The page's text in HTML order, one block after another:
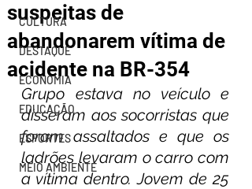
CULTURA
DESTAQUE
ECONOMIA
EDUCAÇÃO
ESPORTES
MEIO AMBIENTE
suspeitas de
abandonarem vítima de
acidente na BR-354
Grupo estava no veículo e
disseram aos socorristas que
foram assaltados e que os
ladrões levaram o carro com
a vítima dentro. Jovem de 25